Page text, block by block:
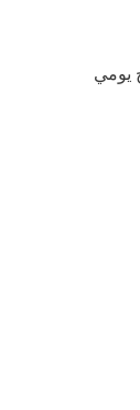
شامل بإنتاج يومي